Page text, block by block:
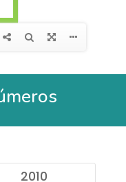
2010